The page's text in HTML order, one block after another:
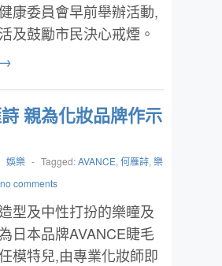
康委員會早前舉辦活動,
及鼓勵市民決心戒煙。
親為化妝品牌作示
娛樂 - Tagged:AVANCE, 何雁詩, 樂
no comments
型及中性打扮的樂瞳及
日本品牌AVANCE睫毛
模特兒,由專業化妝師即